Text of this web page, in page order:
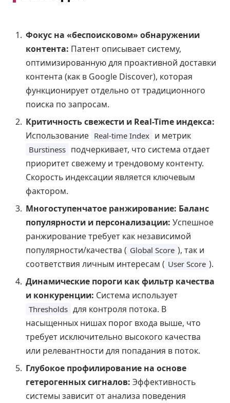
Фокус на «беспоисковом» обнаружении
контента: Патент описывает систему,
оптимизированную для проактивной доставки
контента (как в Google Discover), которая
функционирует отдельно от традиционного
поиска по запросам.
Критичность свежести и Real-Time индекса:
Использование Real-time Index и метрик
Burstiness подчеркивает, что система отдает
приоритет свежему и трендовому контенту.
Скорость индексации является ключевым
фактором.
Многоступенчатое ранжирование: Баланс
популярности и персонализации: Успешное
ранжирование требует как независимой
популярности/качества ( Global Score ), так и
соответствия личным интересам ( User Score ).
Динамические пороги как фильтр качества
и конкуренции: Система использует
Thresholds для контроля потока. В
насыщенных нишах порог входа выше, что
требует исключительно высокого качества
или релевантности для попадания в поток.
Глубокое профилирование на основе
гетерогенных сигналов: Эффективность
системы зависит от анализа поведения